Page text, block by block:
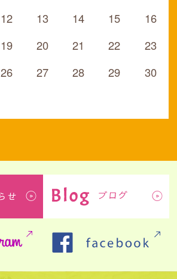
12 13 14 15
16
19 20 21 22
23
26 27 28 29
30